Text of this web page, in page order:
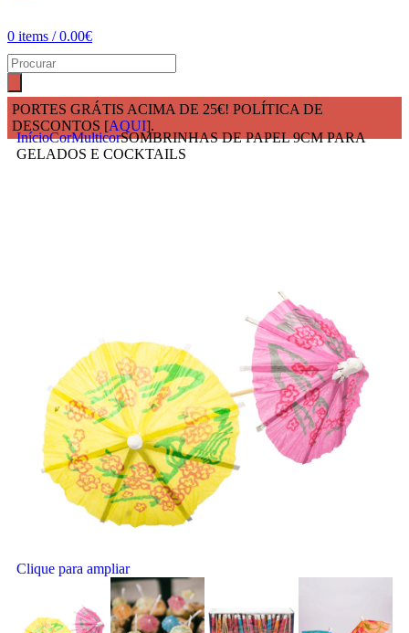
0 items / 0.00€
PORTES GRÁTIS ACIMA DE 25€! POLÍTICA DE
DESCONTOS [AQUI].
InícioCorMulticorSOMBRINHAS DE PAPEL 9CM PARA
GELADOS E COCKTAILS
Clique para ampliar